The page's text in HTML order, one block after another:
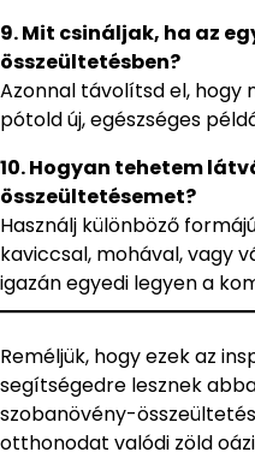
9. Mit csináljak, ha az
összeültetésben?
Azonnal távolítsd el, hogy
pótold új, egészséges
10. Hogyan tehetem
összeültetésemet?
Használj különböző
kaviccsal, mohával, vagy
igazán egyedi legyen a
Reméljük, hogy ezek az
segítségedre lesznek
szobanövény-
otthonodat valódi zöld